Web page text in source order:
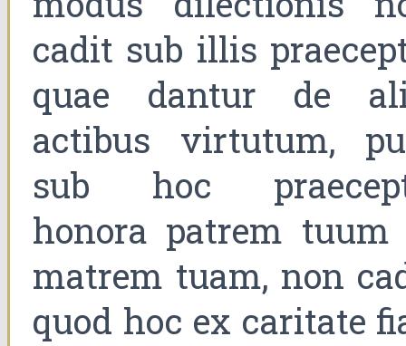
cadit sub illis
quae dantur de
actibus virtutum,
sub hoc
honora patrem tuum
matrem tuam, non
quod hoc ex caritate